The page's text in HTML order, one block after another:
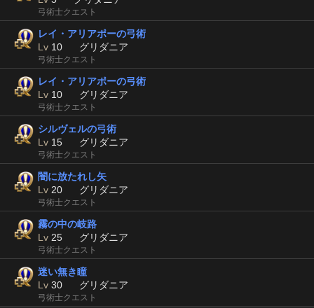
弓術士クエスト
レイ・アリアポーの弓術
Lv 10 グリダニア
弓術士クエスト
レイ・アリアポーの弓術
Lv 10 グリダニア
弓術士クエスト
シルヴェルの弓術
Lv 15 グリダニア
弓術士クエスト
闇に放たれし矢
Lv 20 グリダニア
弓術士クエスト
霧の中の岐路
Lv 25 グリダニア
弓術士クエスト
迷い無き瞳
Lv 30 グリダニア
弓術士クエスト